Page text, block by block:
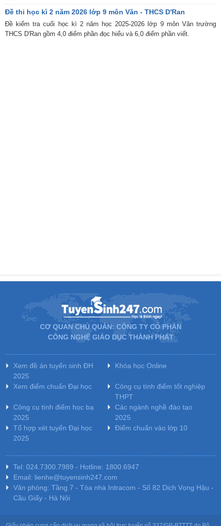
Đề thi học kì 2 năm 2026 lớp 9 môn Văn - THCS D'Ran
Đề kiểm tra cuối học kì 2 năm học 2025-2026 lớp 9 môn Văn trường
THCS D'Ran gồm 4,0 điểm phần đọc hiểu và 6,0 điểm phần viết.
CƠ QUAN CHỦ QUẢN: CÔNG TY CỔ PHẦN
CÔNG NGHỆ GIÁO DỤC THÀNH PHÁT
Xem đề án tuyển sinh ĐH
2025
Khóa học Online
Xem điểm chuẩn Đại học
Công cụ tính điểm tốt nghiệp
THPT
Công cụ tính điểm học bạ
2025
Các ngành nghề đào tạo
2025
Tổ hợp xét tuyển Đại học
2025
Điểm chuẩn vào lớp 10
Tel: 024.7300.7989 - Hotline: 1800.6947
Email: lienhe@tuyensinh247.com
Văn phòng: Tầng 7 - Tòa nhà Intracom - Số 82 Dịch Vọng Hậu -
Cầu Giấy - Hà Nội